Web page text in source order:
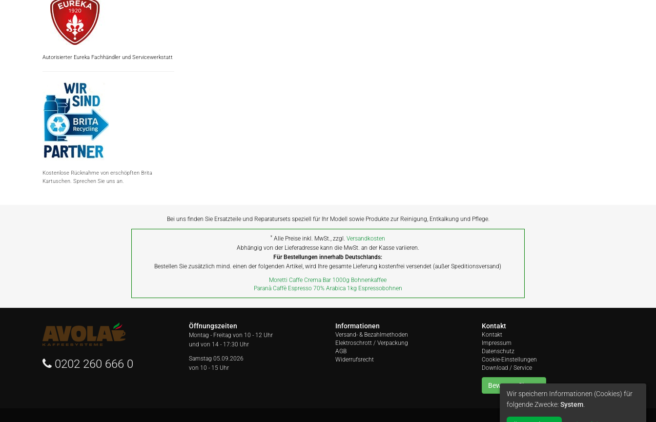
Autorisierter Eureka Fachhändler und Servicewerkstatt
Kostenlose Rücknahme von erschöpften Brita
Kartuschen. Sprechen Sie uns an.
Bei uns finden Sie Ersatzteile und Reparatursets speziell für Ihr Modell sowie Produkte zur Reinigung, Entkalkung und Pflege.
* Alle Preise inkl. MwSt., zzgl.Versandkosten
Abhängig von der Lieferadresse kann die MwSt. an der Kasse variieren.
Für Bestellungen innerhalb Deutschlands:
Bestellen Sie zusätzlich mind. einen der folgenden Artikel, wird Ihre gesamte Lieferung kostenfrei versendet (außer Speditionsversand)
Moretti Caffe Crema Bar 1000g Bohnenkaffee
Paranà Caffè Espresso 70% Arabica 1kg Espressobohnen
0202 260 666 0
Öffnungszeiten
Montag - Freitag von 10 - 12 Uhr
und von 14 - 17:30 Uhr
Samstag 05.09.2026
von 10 - 15 Uhr
Informationen
Versand- & Bezahlmethoden
Elektroschrott / Verpackung
AGB
Widerrufsrecht
Kontakt
Kontakt
Impressum
Datenschutz
Cookie-Einstellungen
Download / Service
Bewerten Sie uns
Wir speichern Informationen (Cookies) für
folgende Zwecke: System